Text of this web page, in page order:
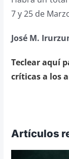
7 y 25 de
José M.
Teclear aquí
críticas a los
Artículos